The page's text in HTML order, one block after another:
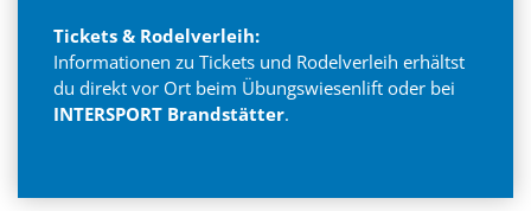
Tickets & Rodelverleih:
Informationen zu Tickets und Rodelverleih erhältst
du direkt vor Ort beim Übungswiesenlift oder bei
INTERSPORT Brandstätter.